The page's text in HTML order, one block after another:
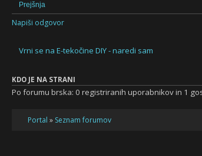
Prejšnja
Napiši odgovor
Vrni se na E-tekočine DIY - naredi sam
KDO JE NA STRANI
Po forumu brska: 0 registriranih uporabnikov in 1
Portal » Seznam forumov